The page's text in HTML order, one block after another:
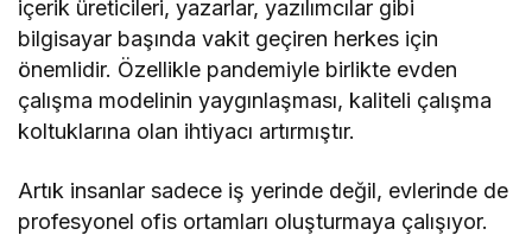
içerik üreticileri, yazarlar, yazılımcılar gibi
bilgisayar başında vakit geçiren herkes için
önemlidir. Özellikle pandemiyle birlikte evden
çalışma modelinin yaygınlaşması, kaliteli çalışma
koltuklarına olan ihtiyacı artırmıştır.
Artık insanlar sadece iş yerinde değil, evlerinde de
profesyonel ofis ortamları oluşturmaya çalışıyor.